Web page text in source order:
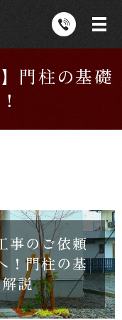
門柱の基礎
事のご依頼
！門柱の基
説